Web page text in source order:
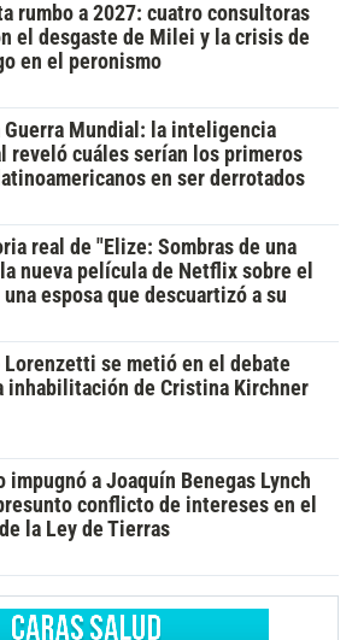
rumbo a 2027: cuatro consultoras
el desgaste de Milei y la crisis de
en el peronismo
Guerra Mundial: la inteligencia
reveló cuáles serían los primeros
en ser derrotados
real de "Elize: Sombras de una
nueva película de Netflix sobre el
una esposa que descuartizó a su
Lorenzetti se metió en el debate
inhabilitación de Cristina Kirchner
impugnó a Joaquín Benegas Lynch
conflicto de intereses en el
la Ley de Tierras